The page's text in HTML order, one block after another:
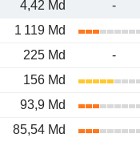
4,42 Md
-
1 119 Md
225 Md
-
156 Md
93,9 Md
85,54 Md